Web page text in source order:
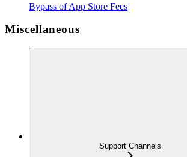
Bypass of App Store Fees
Miscellaneous
Support Channels